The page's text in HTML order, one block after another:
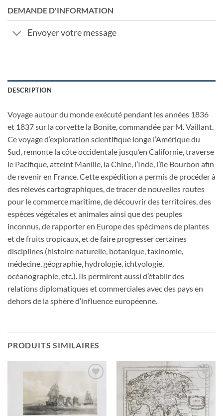
DEMANDE D'INFORMATION
Envoyer votre message
DESCRIPTION
Voyage autour du monde exécuté pendant les années 1836
et 1837 sur la corvette la Bonite, commandée par M. Vaillant.
Ce voyage d’exploration scientifique longe l’Amérique du
Sud, remonte la côte occidentale jusqu’en Californie, traverse
le Pacifique, atteint Manille, la Chine, l’Inde, l’île Bourbon afin
de revenir en France. Cette expédition a permis de procéder à
des relevés cartographiques, de tracer de nouvelles routes
pour le commerce maritime, de découvrir des territoires, des
espèces végétales et animales ainsi que des peuples
inconnus, de rapporter en Europe des spécimens de plantes
et de fruits tropicaux, et de faire progresser certaines
disciplines (histoire naturelle, botanique, taxinomie,
médecine, géographie, hydrologie, ichtyologie,
océanographie, etc.). Ils permirent aussi d’établir des
relations diplomatiques et commerciales avec des pays en
dehors de la sphère d’influence européenne.
PRODUITS SIMILAIRES
à la
wishlist
Ajouter
à la
wishlist